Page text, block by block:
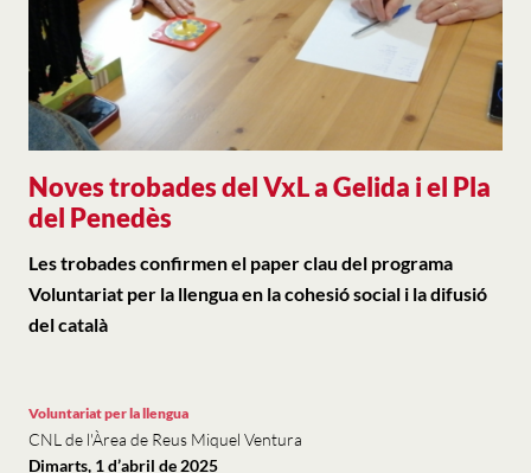
Noves trobades del VxL a Gelida i el Pla
del Penedès
Les trobades confirmen el paper clau del programa
Voluntariat per la llengua en la cohesió social i la difusió
del català
Voluntariat per la llengua
CNL de l'Àrea de Reus Miquel Ventura
Dimarts, 1 d’abril de 2025